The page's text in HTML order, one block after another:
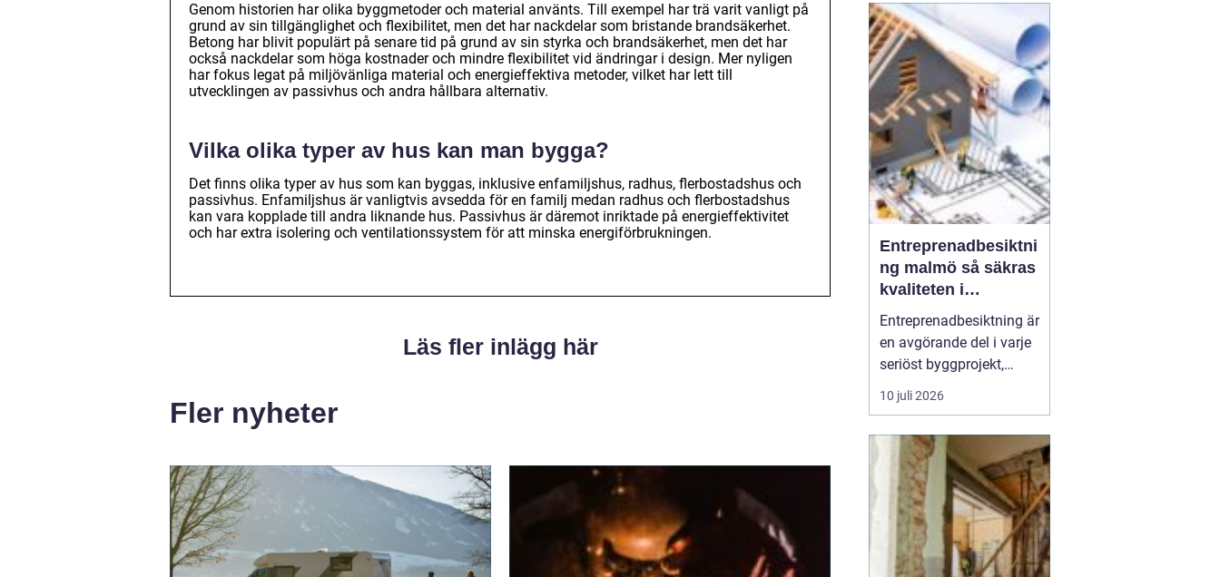
Genom historien har olika byggmetoder och material använts. Till exempel har trä varit vanligt på
grund av sin tillgänglighet och flexibilitet, men det har nackdelar som bristande brandsäkerhet.
Betong har blivit populärt på senare tid på grund av sin styrka och brandsäkerhet, men det har
också nackdelar som höga kostnader och mindre flexibilitet vid ändringar i design. Mer nyligen
har fokus legat på miljövänliga material och energieffektiva metoder, vilket har lett till
utvecklingen av passivhus och andra hållbara alternativ.
Vilka olika typer av hus kan man bygga?
Det finns olika typer av hus som kan byggas, inklusive enfamiljshus, radhus, flerbostadshus och
passivhus. Enfamiljshus är vanligtvis avsedda för en familj medan radhus och flerbostadshus
kan vara kopplade till andra liknande hus. Passivhus är däremot inriktade på energieffektivitet
och har extra isolering och ventilationssystem för att minska energiförbrukningen.
Läs fler inlägg här
Fler nyheter
samtidigt som
klimatpåverkan minskar.
Många villaägare och
fastighetsägare i
regionen tittar på hur de
kan byta från direktver...
Entreprenadbesiktni
ng malmö så säkras
kvaliteten i
byggprojekt
Entreprenadbesiktning är
en avgörande del i varje
seriöst byggprojekt,
oavsett om det handlar
om en mindre
större
bostadsrättsförening
som byggs om. Syftet är
att få en oberoende och
professionell granskning
av entreprenaden ...
10 juli 2026